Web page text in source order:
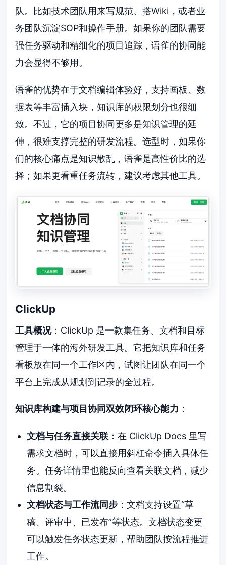
队。比如技术团队用来写规范、搭Wiki，或者业
务团队沉淀SOP和操作手册。如果你的团队需要
强任务驱动和精细化的项目追踪，语雀的协同能
力会显得不够用。
语雀的优势在于文档编辑体验好，支持画板、数
据表等丰富插入块，知识库的权限划分也很细
致。不过，它的项目协同更多是知识管理的延
伸，很难支撑完整的研发流程。选型时，如果你
们的核心痛点是知识散乱，语雀是高性价比的选
择；如果更看重任务流转，建议考虑其他工具。
ClickUp
工具概况：ClickUp 是一款集任务、文档和目标
管理于一体的海外研发工具。它把知识库和任务
看板放在同一个工作区内，试图让团队在同一个
平台上完成从规划到记录的全过程。
知识库构建与项目协同双效闭环核心能力 ：
文档与任务直接关联：在 ClickUp Docs 里写
需求文档时，可以直接用斜杠命令插入具体任
务。任务详情里也能反向查看关联文档，减少
信息割裂。
文档状态与工作流同步：文档支持设置“草
稿、评审中、已发布”等状态。文档状态变更
可以触发任务状态更新，帮助团队按流程推进
工作。